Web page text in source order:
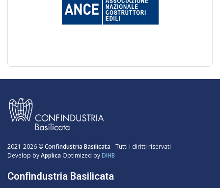
2021-2026 ©Confindustria Basilicata- Tutti i diritti riservati
Develop byApplica Optimized byDIHB
Confindustria Basilicata